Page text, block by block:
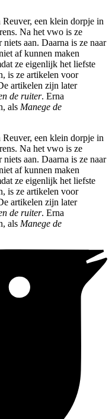
een klein dorpje in
Na het vwo is ze
aan. Daarna is ze naar
af kunnen maken
ze eigenlijk het liefste
is ze artikelen voor
artikelen zijn later
de ruiter. Erna
als Manege de
een klein dorpje in
Na het vwo is ze
aan. Daarna is ze naar
af kunnen maken
ze eigenlijk het liefste
is ze artikelen voor
artikelen zijn later
de ruiter. Erna
als Manege de